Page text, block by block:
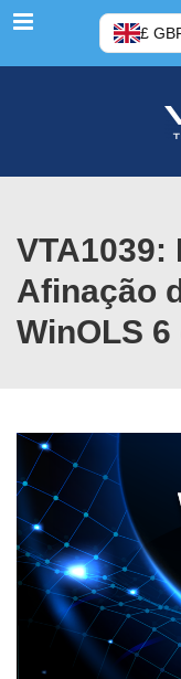
Cardápio £
VTA1039:
Afinação
WinOLS 6